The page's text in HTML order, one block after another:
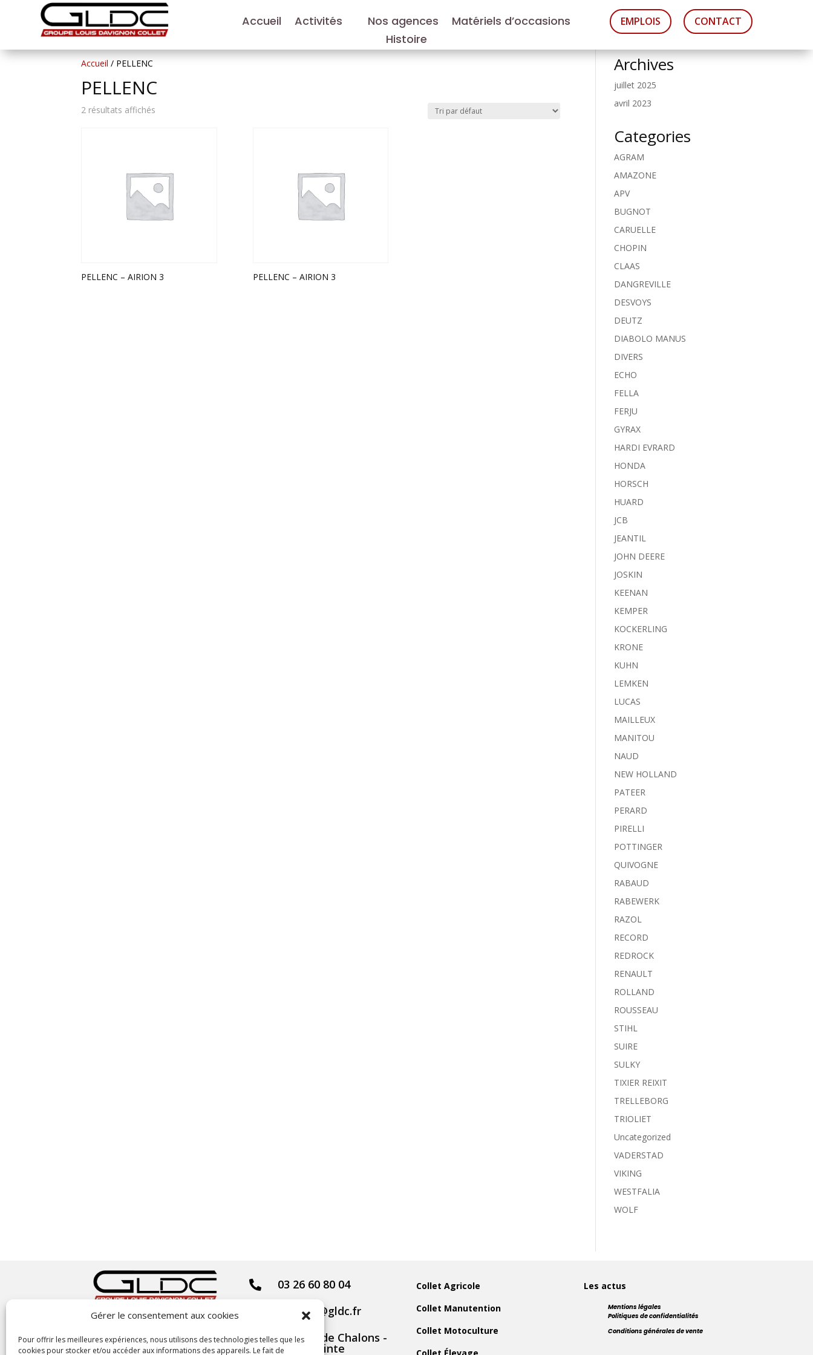
Gérer le consentement aux cookies
Pour offrir les meilleures expériences, nous utilisons des technologies telles que les
cookies pour stocker et/ou accéder aux informations des appareils. Le fait de
Accueil Activités Nos agences
Matériels d’occasions
Histoire
EMPLOIS CONTACT
Accueil / PELLENC
PELLENC
2 résultats affichés
PELLENC – AIRION 3 PELLENC – AIRION 3
Archives
juillet 2025
avril 2023
Categories
AGRAM
AMAZONE
APV
BUGNOT
CARUELLE
CHOPIN
CLAAS
DANGREVILLE
DESVOYS
DEUTZ
DIABOLO MANUS
DIVERS
ECHO
FELLA
FERJU
GYRAX
HARDI EVRARD
HONDA
HORSCH
HUARD
JCB
JEANTIL
JOHN DEERE
JOSKIN
KEENAN
KEMPER
KOCKERLING
KRONE
KUHN
LEMKEN
LUCAS
MAILLEUX
MANITOU
NAUD
NEW HOLLAND
PATEER
PERARD
PIRELLI
POTTINGER
QUIVOGNE
RABAUD
RABEWERK
RAZOL
RECORD
REDROCK
RENAULT
ROLLAND
ROUSSEAU
STIHL
SUIRE
SULKY
TIXIER REIXIT
TRELLEBORG
TRIOLIET
Uncategorized
VADERSTAD
VIKING
WESTFALIA
WOLF
 03 26 60 80 04
contact@gldc.fr
 5 Route de Chalons -
51800 Sainte
Collet Agricole
Collet Manutention
Collet Motoculture
Les actus
Mentions légales
Politiques de confidentialités
Conditions générales de vente